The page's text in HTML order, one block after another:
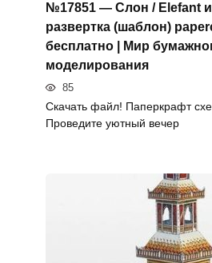
№17851 — Слон / Elefant
развертка (шаблон)
бесплатно | Мир
моделирования
85
Скачать файл! Паперкрафт
Проведите уютный вечер